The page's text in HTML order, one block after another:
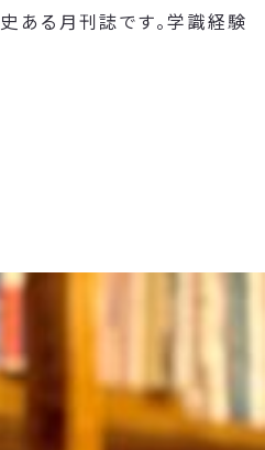
ある月刊誌です。学識経験